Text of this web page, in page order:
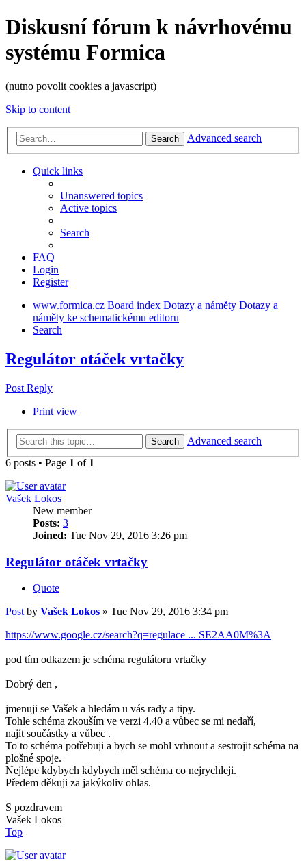
Diskusní fórum k návrhovému
systému Formica
(nutno povolit cookies a javascript)
Skip to content
Search Advanced search
Quick links
Unanswered topics
Active topics
Search
FAQ
Login
Register
www.formica.cz Board index Dotazy a náměty Dotazy a
náměty ke schematickému editoru
Search
Regulátor otáček vrtačky
Post Reply
Print view
Search
Advanced search
6 posts • Page 1 of 1
Vašek Lokos
New member
Posts: 3
Joined: Tue Nov 29, 2016 3:26 pm
Regulátor otáček vrtačky
Quote
Post by Vašek Lokos » Tue Nov 29, 2016 3:34 pm
https://www.google.cz/search?q=regulace ... SE2AA0M%3A
pod tím odkazem je schéma regulátoru vrtačky
Dobrý den ,
jmenuji se Vašek a hledám u vás rady a tipy.
Tohle schéma zkouším ve verzi 4.40 a vůbec se mi nedaří,
najít součástky a vůbec .
To to schéma potřebuji a bych se mohl vrhnout a sestrojit schéma na
plošné spoje.
Nejlépe kdybych kdybych měl schéma co nejrychleji.
Předem děkuji za jakýkoliv ohlas.
S pozdravem
Vašek Lokos
Top